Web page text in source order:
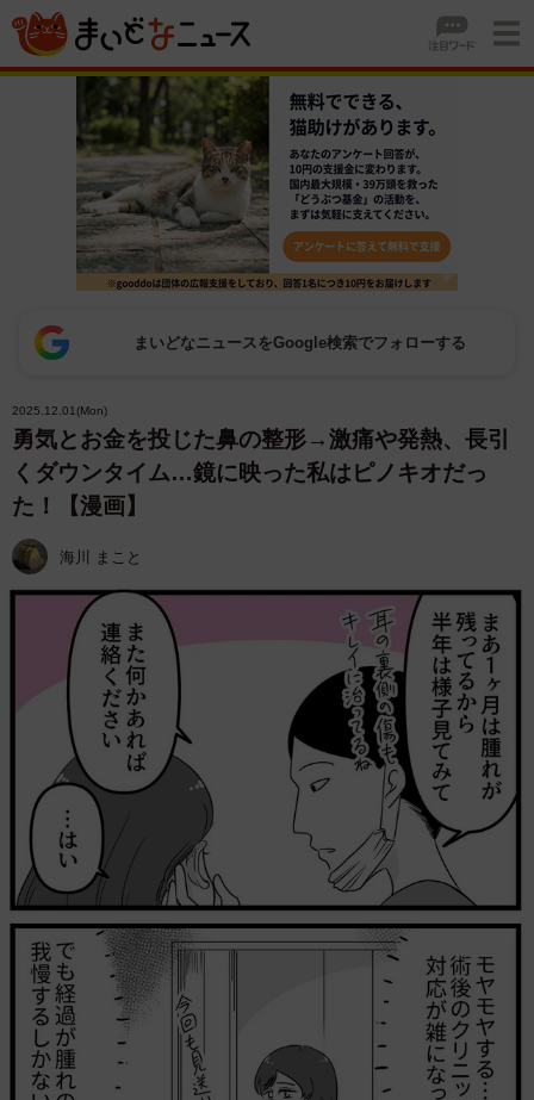
まいどなニュースをGoogle検索でフォローする
2025.12.01(Mon)
勇気とお金を投じた鼻の整形→激痛や発熱、長引
くダウンタイム…鏡に映った私はピノキオだっ
た！【漫画】
海川 まこと